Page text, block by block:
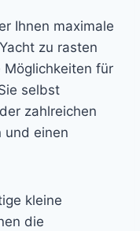
Ihnen maximale
zu rasten
für
selbst
zahlreichen
und einen
kleine
die